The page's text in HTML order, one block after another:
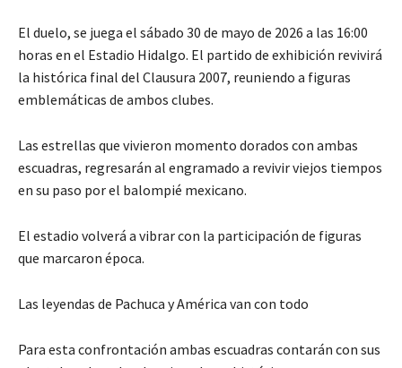
El duelo, se juega el sábado 30 de mayo de 2026 a las 16:00
horas en el Estadio Hidalgo. El partido de exhibición revivirá
la histórica final del Clausura 2007, reuniendo a figuras
emblemáticas de ambos clubes.
Las estrellas que vivieron momento dorados con ambas
escuadras, regresarán al engramado a revivir viejos tiempos
en su paso por el balompié mexicano.
El estadio volverá a vibrar con la participación de figuras
que marcaron época.
Las leyendas de Pachuca y América van con todo
Para esta confrontación ambas escuadras contarán con sus